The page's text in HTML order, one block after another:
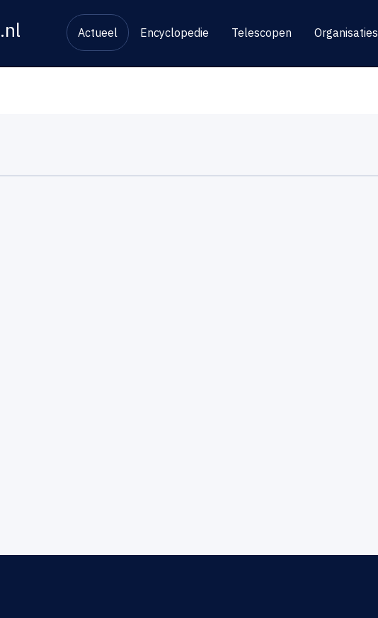
.nl Actueel Encyclopedie Telescopen Organisaties